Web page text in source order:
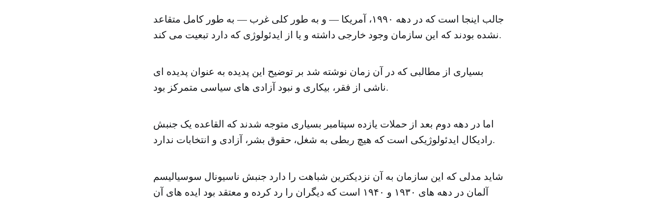
جالب اینجا است که در دهه ۱۹۹۰، آمریکا — و به طور کلی غرب — به طور کامل متقاعد
نشده بودند که این سازمان وجود خارجی داشته و یا از ایدئولوژی که دارد تبعیت می کند.
بسیاری از مطالبی که در آن زمان نوشته شد بر توضیح این پدیده به عنوان پدیده ای
ناشی از فقر، بیکاری و نبود آزادی های سیاسی متمرکز بود.
اما در دهه دوم بعد از حملات یازده سپتامبر بسیاری متوجه شدند که القاعده یک جنبش
رادیکال ایدئولوژیکی است که هیچ ربطی به شغل، حقوق بشر، آزادی و انتخابات ندارد.
شاید مدلی که این سازمان به آن نزدیکترین شباهت را دارد جنبش ناسیونال سوسیالیسم
آلمان در دهه های ۱۹۳۰ و ۱۹۴۰ است که دیگران را رد کرده و معتقد بود ایده های آن